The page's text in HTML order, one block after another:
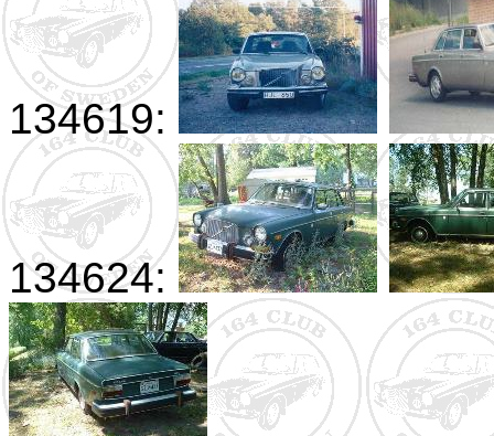
134619:
134624: